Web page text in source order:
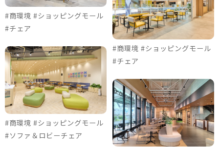
#商環境 #ショッピングモール
#チェア
#商環境 #ショッピングモール
#ソファ＆ロビーチェア
#商環境 #ショッピングモール
#チェア